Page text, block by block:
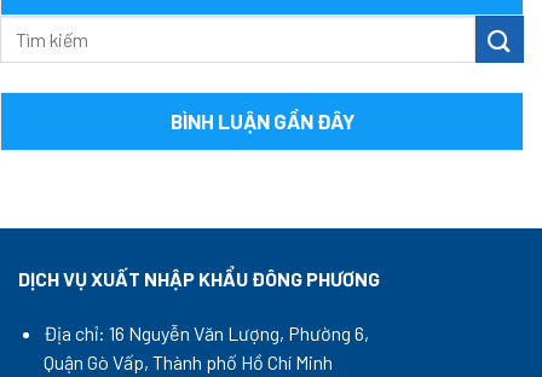
BÌNH LUẬN GẦN ĐÂY
DỊCH VỤ XUẤT NHẬP KHẨU ĐÔNG PHƯƠNG
Địa chỉ: 16 Nguyễn Văn Lượng, Phường 6,
Quận Gò Vấp, Thành phố Hồ Chí Minh